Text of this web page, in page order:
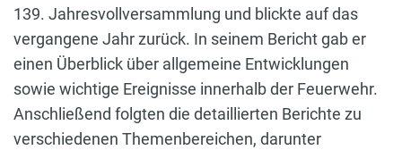
139. Jahresvollversammlung und blickte auf das
vergangene Jahr zurück. In seinem Bericht gab er
einen Überblick über allgemeine Entwicklungen
sowie wichtige Ereignisse innerhalb der Feuerwehr.
Anschließend folgten die detaillierten Berichte zu
verschiedenen Themenbereichen, darunter